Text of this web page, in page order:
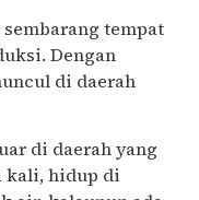
tempat
Dengan
di daerah
di daerah yang
kali, hidup di